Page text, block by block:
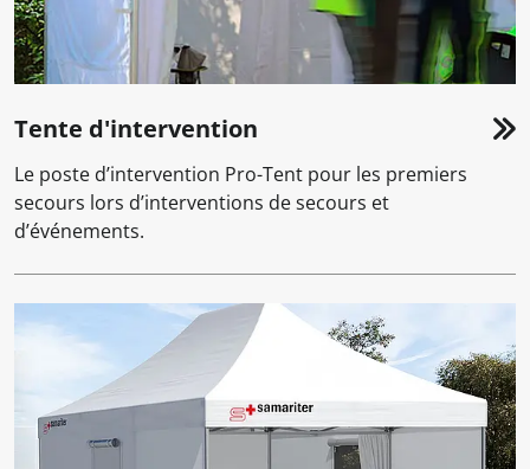
Tente d'intervention
Le poste d’intervention Pro-Tent pour les premiers
secours lors d’interventions de secours et
d’événements.